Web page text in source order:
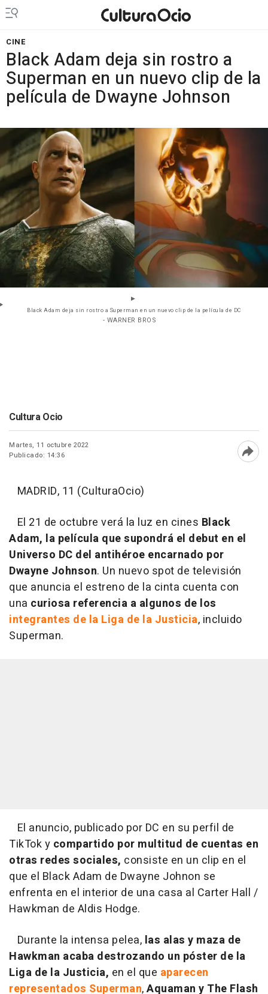
CINE
Black Adam deja sin rostro a
Superman en un nuevo clip de la
película de Dwayne Johnson
Black Adam deja sin rostro a Superman en un nuevo clip de la película de DC
- WARNER BROS
Cultura Ocio
Martes, 11 octubre 2022
Publicado: 14:36
MADRID, 11 (CulturaOcio)
El 21 de octubre verá la luz en cines Black
Adam, la película que supondrá el debut en el
Universo DC del antihéroe encarnado por
Dwayne Johnson. Un nuevo spot de televisión
que anuncia el estreno de la cinta cuenta con
una curiosa referencia a algunos de los
integrantes de la Liga de la Justicia, incluido
Superman.
El anuncio, publicado por DC en su perfil de
TikTok y compartido por multitud de cuentas en
otras redes sociales, consiste en un clip en el
que el Black Adam de Dwayne Johnon se
enfrenta en el interior de una casa al Carter Hall /
Hawkman de Aldis Hodge.
Durante la intensa pelea, las alas y maza de
Hawkman acaba destrozando un póster de la
Liga de la Justicia, en el que aparecen
representados Superman,Aquaman y The Flash